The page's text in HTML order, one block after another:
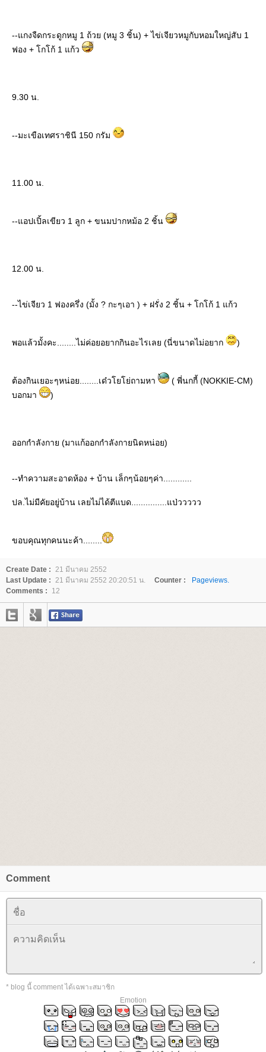
--แกงจืดกระดูกหมู 1 ถ้วย (หมู 3 ชิ้น) + ไข่เจียวหมูกับหอมใหญ่สับ 1
ฟอง + โกโก้ 1 แก้ว
9.30 น.
--มะเขือเทศราชินี 150 กรัม
11.00 น.
--แอปเปิ้ลเขียว 1 ลูก + ขนมปากหม้อ 2 ชิ้น
12.00 น.
--ไข่เจียว 1 ฟองครึ่ง (มั้ง ? กะๆเอา ) + ฝรั่ง 2 ชิ้น + โกโก้ 1 แก้ว
พอแล้วมั้งคะ........ไม่ค่อยอยากกินอะไรเลย (นี่ขนาดไม่อยาก )
ต้องกินเยอะๆหน่อย........เด๋วโยโย่ถามหา
( พี่นกกี้ (NOKKIE-CM)
บอกมา
)
ออกกำลังกาย (มาแก้ออกกำลังกายนิดหน่อย)
--ทำความสะอาดห้อง + บ้าน เล็กๆน้อยๆค่า............
ปล.ไม่มีคัยอยู่บ้าน เลยไม่ได้ตีแบด...............แป่ววววว
ขอบคุณทุกคนนะค้า........
Create Date : 21 มีนาคม 2552
Last Update : 21 มีนาคม 2552 20:20:51 น. Counter :
Pageviews.
Comments :
12
Comment
* blog นี้ comment ได้เฉพาะสมาชิก
Emotion